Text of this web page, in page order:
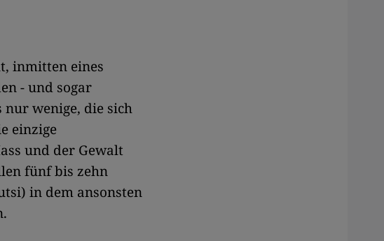
inmitten eines
- und sogar
wenige, die sich
einzige
und der Gewalt
fünf bis zehn
in dem ansonsten